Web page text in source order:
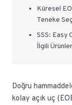
Küresel
Teneke
SSS: Easy
İlgili
Doğru
kolay açık uç